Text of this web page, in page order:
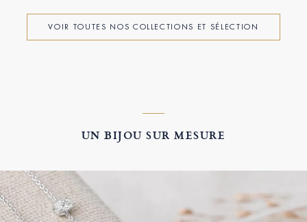
VOIR TOUTES NOS COLLECTIONS ET SÉLECTION
UN BIJOU SUR MESURE